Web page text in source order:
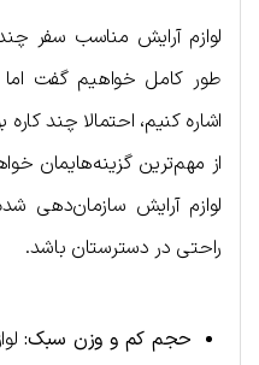
لوازم آرایش مناسب سفر
طور کامل خواهیم گفت اما
اشاره کنیم، احتمالا چند
از مهم‌ترین گزینه‌هایمان
لوازم آرایش سازمان‌دهی
راحتی در دسترستان باشد.
حجم کم و وزن سبک: